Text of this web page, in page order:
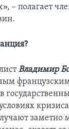
– полагает
Владимир
заметно